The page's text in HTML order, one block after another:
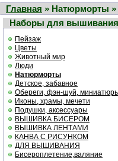
Главная » Натюрморты
Наборы для вышивания
Пейзаж
Цветы
Животный мир
Люди
Натюрморты
Детское, забавное
Обереги, фэн-шуй,
Иконы, храмы, мечети
Подушки, аксессуары
ВЫШИВКА БИСЕРОМ
ВЫШИВКА ЛЕНТАМИ
КАНВА С РИСУНКОМ
ДЛЯ ВЫШИВАНИЯ
Бисероплетение,валяние